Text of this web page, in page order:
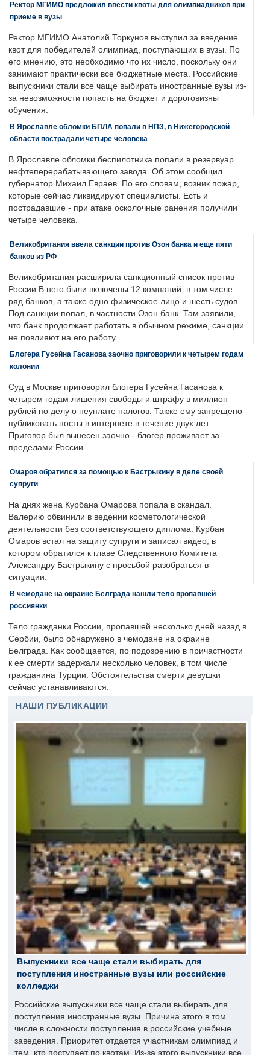
Ректор МГИМО предложил ввести квоты для олимпиадников при
приеме в вузы
Ректор МГИМО Анатолий Торкунов выступил за введение
квот для победителей олимпиад, поступающих в вузы. По
его мнению, это необходимо что их число, поскольку они
занимают практически все бюджетные места. Российские
выпускники стали все чаще выбирать иностранные вузы из-
за невозможности попасть на бюджет и дороговизны
обучения.
В Ярославле обломки БПЛА попали в НПЗ, в Нижегородской
области пострадали четыре человека
В Ярославле обломки беспилотника попали в резервуар
нефтеперерабатывающего завода. Об этом сообщил
губернатор Михаил Евраев. По его словам, возник пожар,
которые сейчас ликвидируют специалисты. Есть и
пострадавшие - при атаке осколочные ранения получили
четыре человека.
Великобритания ввела санкции против Озон банка и еще пяти
банков из РФ
Великобритания расширила санкционный список против
России.В него были включены 12 компаний, в том числе
ряд банков, а также одно физическое лицо и шесть судов.
Под санкции попал, в частности Озон банк. Там заявили,
что банк продолжает работать в обычном режиме, санкции
не повлияют на его работу.
Блогера Гусейна Гасанова заочно приговорили к четырем годам
колонии
Суд в Москве приговорил блогера Гусейна Гасанова к
четырем годам лишения свободы и штрафу в миллион
рублей по делу о неуплате налогов. Также ему запрещено
публиковать посты в интернете в течение двух лет.
Приговор был вынесен заочно - блогер проживает за
пределами России.
Омаров обратился за помощью к Бастрыкину в деле своей
супруги
На днях жена Курбана Омарова попала в скандал.
Валерию обвинили в ведении косметологической
деятельности без соответствующего диплома. Курбан
Омаров встал на защиту супруги и записал видео, в
котором обратился к главе Следственного Комитета
Александру Бастрыкину с просьбой разобраться в
ситуации.
В чемодане на окраине Белграда нашли тело пропавшей
россиянки
Тело гражданки России, пропавшей несколько дней назад в
Сербии, было обнаружено в чемодане на окраине
Белграда. Как сообщается, по подозрению в причастности
к ее смерти задержали несколько человек, в том числе
гражданина Турции. Обстоятельства смерти девушки
сейчас устанавливаются.
НАШИ ПУБЛИКАЦИИ
Выпускники все чаще стали выбирать для
поступления иностранные вузы или российские
колледжи
Российские выпускники все чаще стали выбирать для
поступления иностранные вузы. Причина этого в том
числе в сложности поступления в российские учебные
заведения. Приоритет отдается участникам олимпиад и
тем, кто поступает по квотам. Из-за этого выпускники все